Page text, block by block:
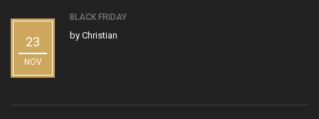
23
NOV
BLACK FRIDAY
by Christian